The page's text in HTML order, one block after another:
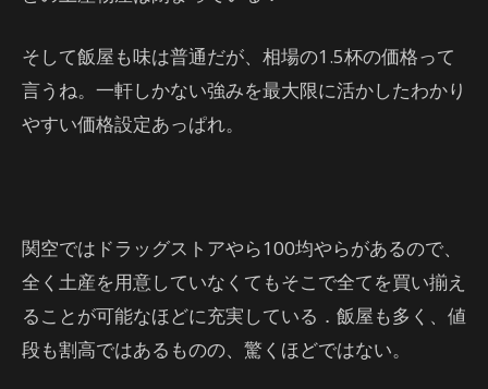
そして飯屋も味は普通だが、相場の1.5杯の価格って
言うね。一軒しかない強みを最大限に活かしたわかり
やすい価格設定あっぱれ。
関空ではドラッグストアやら100均やらがあるので、
全く土産を用意していなくてもそこで全てを買い揃え
ることが可能なほどに充実している．飯屋も多く、値
段も割高ではあるものの、驚くほどではない。